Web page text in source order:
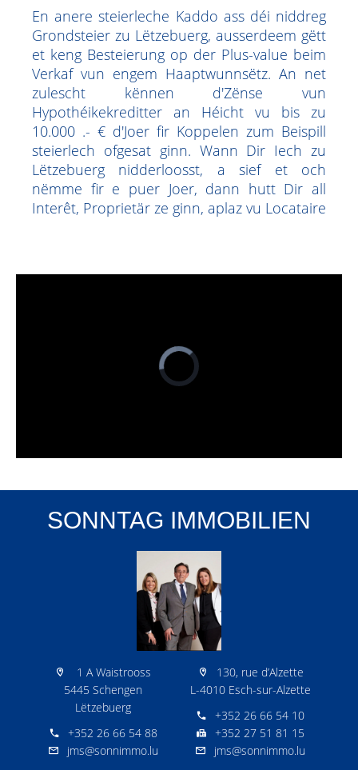
En anere steierleche Kaddo ass déi niddreg
Grondsteier zu Lëtzebuerg, ausserdeem gëtt
et keng Besteierung op der Plus-value beim
Verkaf vun engem Haaptwunnsëtz. An net
zulescht kënnen d'Zënse vun
Hypothéikekreditter an Héicht vu bis zu
10.000 .- € d'Joer fir Koppelen zum Beispill
steierlech ofgesat ginn. Wann Dir Iech zu
Lëtzebuerg nidderloosst, a sief et och
nëmme fir e puer Joer, dann hutt Dir all
Interêt, Proprietär ze ginn, aplaz vu Locataire
SONNTAG IMMOBILIEN
1 A Waistrooss
5445 Schengen
Lëtzebuerg
+352 26 66 54 88
jms@sonnimmo.lu
130, rue d’Alzette
L-4010 Esch-sur-Alzette
+352 26 66 54 10
+352 27 51 81 15
jms@sonnimmo.lu